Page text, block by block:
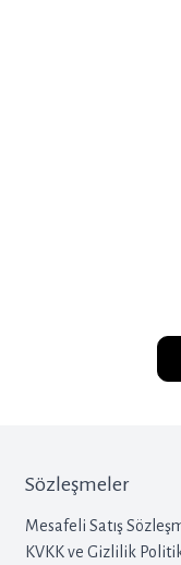
Sözleşmeler
Mesafeli Satış
KVKK ve Gizlilik